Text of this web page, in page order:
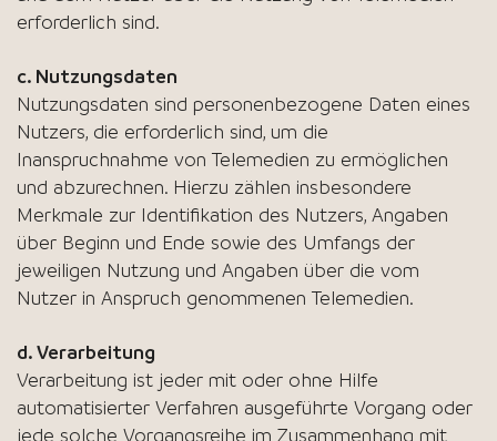
erforderlich sind.
c. Nutzungsdaten
Nutzungsdaten sind personenbezogene Daten eines
Nutzers, die erforderlich sind, um die
Inanspruchnahme von Telemedien zu ermöglichen
und abzurechnen. Hierzu zählen insbesondere
Merkmale zur Identifikation des Nutzers, Angaben
über Beginn und Ende sowie des Umfangs der
jeweiligen Nutzung und Angaben über die vom
Nutzer in Anspruch genommenen Telemedien.
d. Verarbeitung
Verarbeitung ist jeder mit oder ohne Hilfe
automatisierter Verfahren ausgeführte Vorgang oder
jede solche Vorgangsreihe im Zusammenhang mit